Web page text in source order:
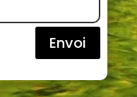
Envoi